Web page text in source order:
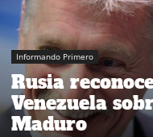
Informando Primero
Rusia
Venezuela
Maduro